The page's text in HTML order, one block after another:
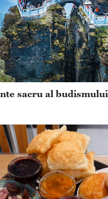
sacru al budismului